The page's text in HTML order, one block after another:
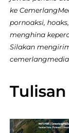
ke
pornoaksi,
menghina
Silakan